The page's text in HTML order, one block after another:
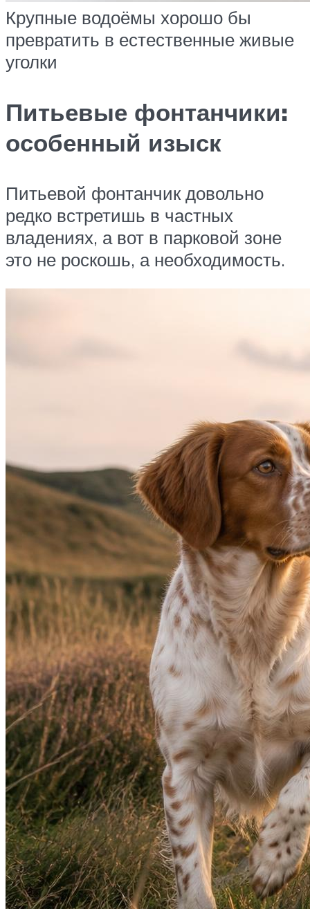
Крупные водоёмы хорошо бы
превратить в естественные живые
уголки
Питьевые фонтанчики:
особенный изыск
Питьевой фонтанчик довольно
редко встретишь в частных
владениях, а вот в парковой зоне
это не роскошь, а необходимость.